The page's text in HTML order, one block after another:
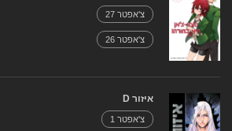
צ'אפטר 27
צ'אפטר 26
איזור D
צ'אפטר 1